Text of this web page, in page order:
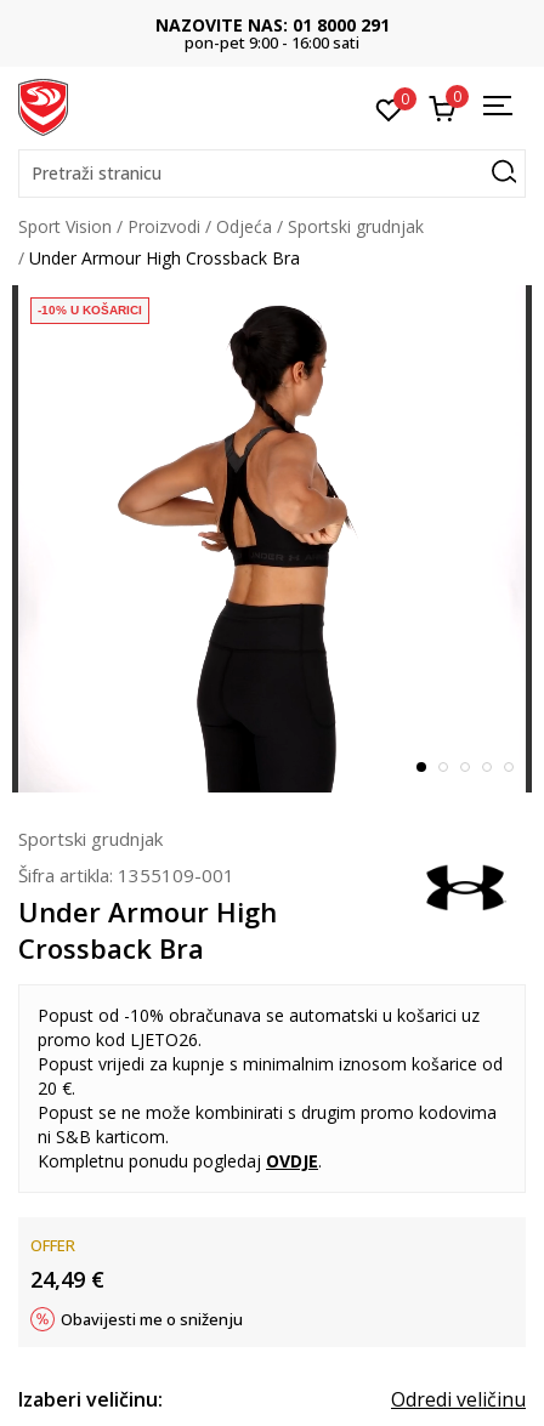
NAZOVITE NAS: 01 8000 291
pon-pet 9:00 - 16:00 sati
0 0
Pretraži stranicu
Sport Vision Proizvodi Odjeća
Sportski grudnjak
Under Armour High Crossback Bra
-10% U KOŠARICI
Sportski grudnjak
Šifra artikla: 1355109-001
Under Armour High
Crossback Bra
Popust od -10% obračunava se automatski u košarici uz
promo kod LJETO26.
Popust vrijedi za kupnje s minimalnim iznosom košarice od
20 €.
Popust se ne može kombinirati s drugim promo kodovima
ni S&B karticom.
Kompletnu ponudu pogledaj OVDJE.
OFFER
24,49 €
Obavijesti me o sniženju
Izaberi veličinu: Odredi veličinu